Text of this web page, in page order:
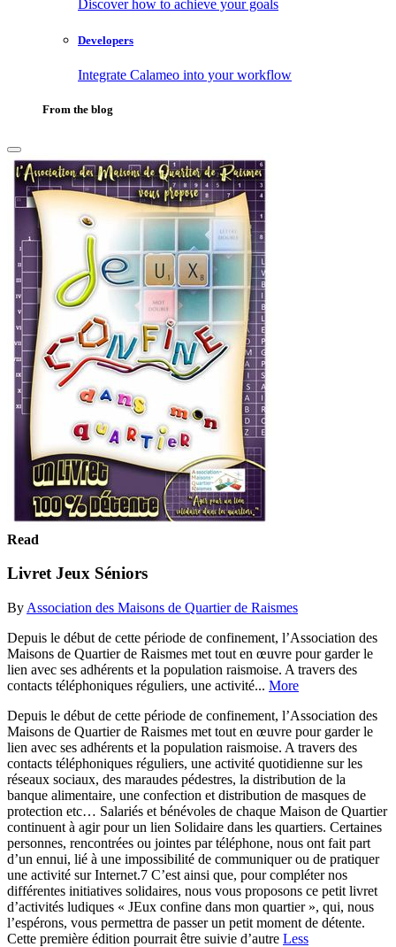
Discover how to achieve your goals
Developers
Integrate Calameo into your workflow
From the blog
Read
Livret Jeux Séniors
By Association des Maisons de Quartier de Raismes
Depuis le début de cette période de confinement, l’Association des
Maisons de Quartier de Raismes met tout en œuvre pour garder le
lien avec ses adhérents et la population raismoise. A travers des
contacts téléphoniques réguliers, une activité... More
Depuis le début de cette période de confinement, l’Association des
Maisons de Quartier de Raismes met tout en œuvre pour garder le
lien avec ses adhérents et la population raismoise. A travers des
contacts téléphoniques réguliers, une activité quotidienne sur les
réseaux sociaux, des maraudes pédestres, la distribution de la
banque alimentaire, une confection et distribution de masques de
protection etc… Salariés et bénévoles de chaque Maison de Quartier
continuent à agir pour un lien Solidaire dans les quartiers. Certaines
personnes, rencontrées ou jointes par téléphone, nous ont fait part
d’un ennui, lié à une impossibilité de communiquer ou de pratiquer
une activité sur Internet.7 C’est ainsi que, pour compléter nos
différentes initiatives solidaires, nous vous proposons ce petit livret
d’activités ludiques « JEux confine dans mon quartier », qui, nous
l’espérons, vous permettra de passer un petit moment de détente.
Cette première édition pourrait être suivie d’autre Less